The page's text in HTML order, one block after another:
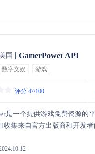
美国 GamerPower API
数字文娱 游戏
评分 47/100
是一个提供游戏免费资源
收集来自官方出版商和开发者